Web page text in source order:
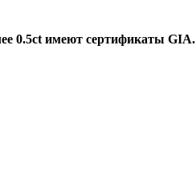
0.5ct имеют сертификаты GIA.